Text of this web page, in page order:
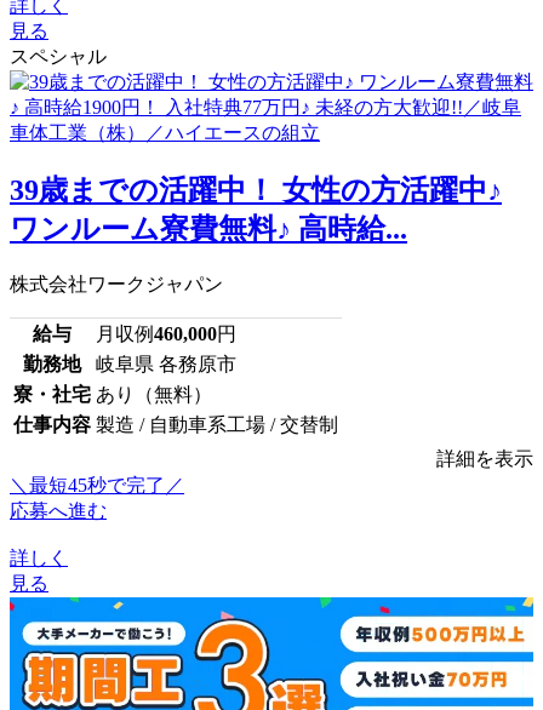
詳しく
見る
スペシャル
39歳までの活躍中！ 女性の方活躍中♪
ワンルーム寮費無料♪ 高時給...
株式会社ワークジャパン
給与 月収例460,000円
勤務地
岐阜県 各務原市
寮・社宅 あり（無料）
仕事内容 製造 / 自動車系工場 / 交替制
詳細を表示
＼最短45秒で完了／
応募へ進む
詳しく
見る